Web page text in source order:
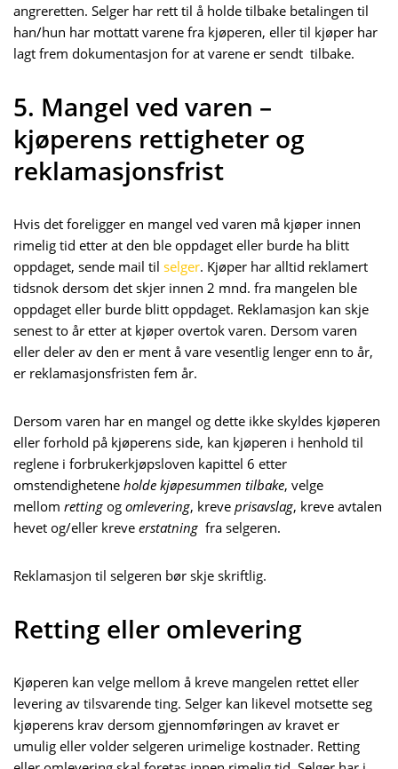
angreretten. Selger har rett til å holde tilbake betalingen til
han/hun har mottatt varene fra kjøperen, eller til kjøper har
lagt frem dokumentasjon for at varene er sendt tilbake.
5. Mangel ved varen –
kjøperens rettigheter og
reklamasjonsfrist
Hvis det foreligger en mangel ved varen må kjøper innen
rimelig tid etter at den ble oppdaget eller burde ha blitt
oppdaget, sende mail til selger. Kjøper har alltid reklamert
tidsnok dersom det skjer innen 2 mnd. fra mangelen ble
oppdaget eller burde blitt oppdaget. Reklamasjon kan skje
senest to år etter at kjøper overtok varen. Dersom varen
eller deler av den er ment å vare vesentlig lenger enn to år,
er reklamasjonsfristen fem år.
Dersom varen har en mangel og dette ikke skyldes kjøperen
eller forhold på kjøperens side, kan kjøperen i henhold til
reglene i forbrukerkjøpsloven kapittel 6 etter
omstendighetene holde kjøpesummen tilbake, velge
mellom retting og omlevering, kreve prisavslag, kreve avtalen
hevet og/eller kreve erstatning fra selgeren.
Reklamasjon til selgeren bør skje skriftlig.
Retting eller omlevering
Kjøperen kan velge mellom å kreve mangelen rettet eller
levering av tilsvarende ting. Selger kan likevel motsette seg
kjøperens krav dersom gjennomføringen av kravet er
umulig eller volder selgeren urimelige kostnader. Retting